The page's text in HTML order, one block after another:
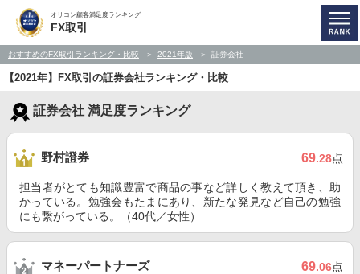
オリコン顧客満足度ランキング
FX取引
おすすめのFX取引ランキング・比較 2021年版 証券会社
【2021年】FX取引の証券会社ランキング・比較
証券会社 満足度ランキング
野村證券 69.28点
担当者がとても知識豊富で商品の事など詳しく教えて頂き、助
かっている。勉強会もたまにあり、新たな発見など自己の勉強
にも繋がっている。（40代／女性）
マネーパートナーズ 69.06点